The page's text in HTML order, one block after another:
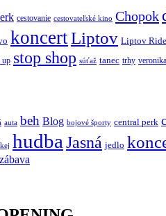
cestovanie cestovateľské kino Chopok
koncertLiptov Liptov Ride
up stop shop súťaž tanec trhy
auta beh Blog bojové športy central perk
hudba Jasná jedlo
zábava